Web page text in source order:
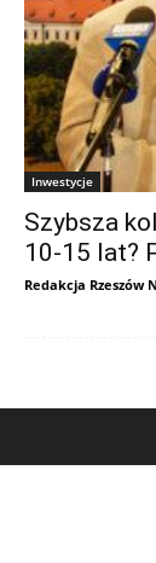
Inwestycje
Szybsza
10-15 lat?
Redakcja Rzeszów